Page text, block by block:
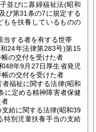
並びに寡婦福祉法(昭和
び第31条の7に規定する
もを扶養しているものの
する者を有する世帯
24年法律第283号)第15
の交付を受けた者
年9月27日厚生省発児
の交付を受けた者
福祉に関する法律(昭和
に定める精神障害者保健
者
給に関する法律(昭和39
特別児童扶養手当の支給